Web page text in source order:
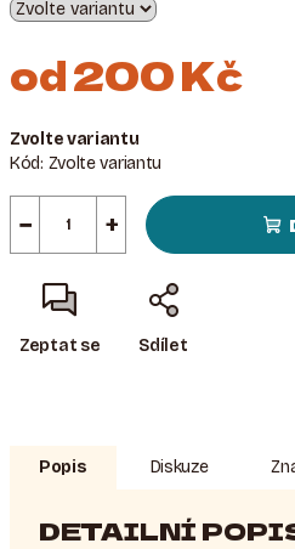
od200 Kč
cena:
Zvolte variantu
Kód: Zvolte variantu
+
−
Zeptat se Sdílet
Popis Diskuze
DETAILNÍ